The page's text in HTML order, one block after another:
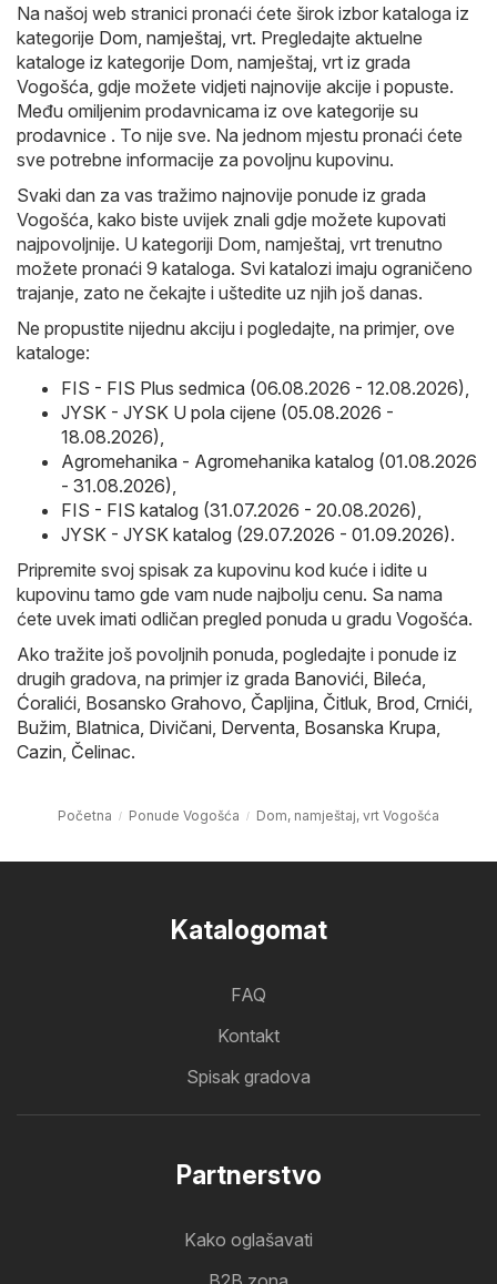
Na našoj web stranici pronaći ćete širok izbor kataloga iz
kategorije Dom, namještaj, vrt. Pregledajte aktuelne
kataloge iz kategorije Dom, namještaj, vrt iz grada
Vogošća, gdje možete vidjeti najnovije akcije i popuste.
Među omiljenim prodavnicama iz ove kategorije su
prodavnice . To nije sve. Na jednom mjestu pronaći ćete
sve potrebne informacije za povoljnu kupovinu.
Svaki dan za vas tražimo najnovije ponude iz grada
Vogošća, kako biste uvijek znali gdje možete kupovati
najpovoljnije. U kategoriji Dom, namještaj, vrt trenutno
možete pronaći 9 kataloga. Svi katalozi imaju ograničeno
trajanje, zato ne čekajte i uštedite uz njih još danas.
Ne propustite nijednu akciju i pogledajte, na primjer, ove
kataloge:
FIS - FIS Plus sedmica (06.08.2026 - 12.08.2026)
JYSK - JYSK U pola cijene (05.08.2026 -
18.08.2026)
Agromehanika - Agromehanika katalog (01.08.2026
- 31.08.2026)
FIS - FIS katalog (31.07.2026 - 20.08.2026)
JYSK - JYSK katalog (29.07.2026 - 01.09.2026).
Pripremite svoj spisak za kupovinu kod kuće i idite u
kupovinu tamo gde vam nude najbolju cenu. Sa nama
ćete uvek imati odličan pregled ponuda u gradu Vogošća.
Ako tražite još povoljnih ponuda, pogledajte i ponude iz
drugih gradova, na primjer iz grada Banovići Bileća
Ćoralići Bosansko Grahovo Čapljina Čitluk Brod Crnići
Bužim Blatnica Divičani Derventa Bosanska Krupa
Cazin Čelinac.
Početna Ponude Vogošća Dom, namještaj, vrt Vogošća
Katalogomat
FAQ
Kontakt
Spisak gradova
Partnerstvo
Kako oglašavati